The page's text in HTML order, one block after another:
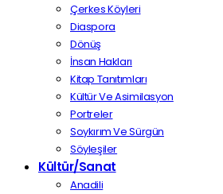
Çerkes Köyleri
Diaspora
Dönüş
İnsan Hakları
Kitap Tanıtımları
Kültür Ve Asimilasyon
Portreler
Soykırım Ve Sürgün
Söyleşiler
Kültür/Sanat
Anadili